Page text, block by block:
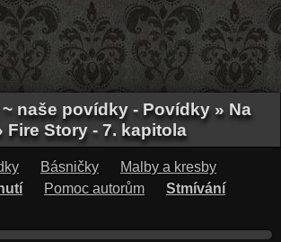
naše povídky - Povídky » Na
Fire Story - 7. kapitola
Básničky
Malby a kresby
Pomoc autorům
Stmívání